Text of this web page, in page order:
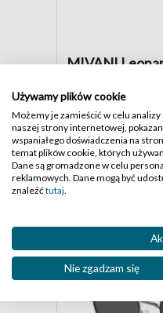
MIVANI
kolor C1
399,- 239,40
Najniższa cena z
Używamy plików cookie
Możemy je zamieścić w celu
naszej strony internetowej,
wspaniałego doświadczenia na
temat plików cookie, których
Dane są gromadzone w celu
reklamowych. Dane mogą być
znaleźćtutaj.
Nie zgadzam się